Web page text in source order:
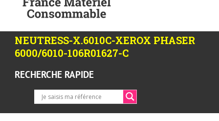
NEUTRESS-X.6010C-XEROX PHASER
6000/6010-106R01627-C
RECHERCHE RAPIDE